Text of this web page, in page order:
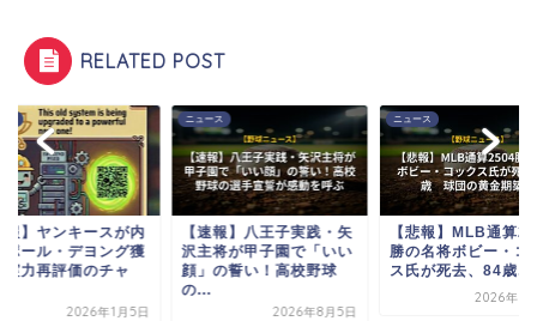
RELATED POST
報】ヤンキースが内
ポール・デヨング獲
実力再評価のチャ
2026年1月5日
ニュース
【速報】八王子実践・矢
沢主将が甲子園で「いい
顔」の誓い！高校野球
の...
2026年8月5日
ニュース
【悲報】MLB通算
勝の名将ボビー・コ
ス氏が死去、84歳...
2026年5